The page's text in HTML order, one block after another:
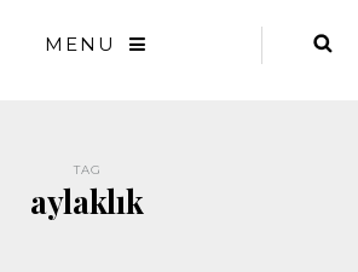
MENU
TAG
aylaklık